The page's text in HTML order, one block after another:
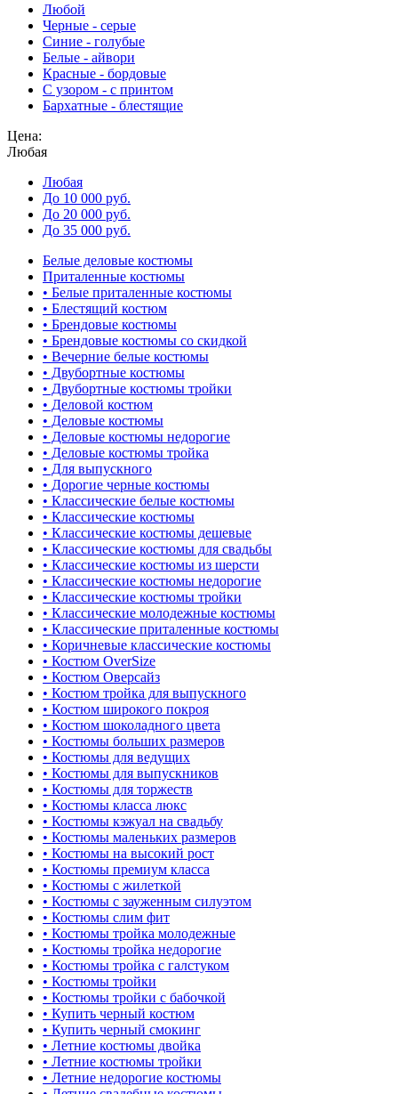
Любой
Черные - серые
Синие - голубые
Белые - айвори
Красные - бордовые
С узором - с принтом
Бархатные - блестящие
Цена:
Любая
Любая
До 10 000 руб.
До 20 000 руб.
До 35 000 руб.
Белые деловые костюмы
Приталенные костюмы
• Белые приталенные костюмы
• Блестящий костюм
• Брендовые костюмы
• Брендовые костюмы со скидкой
• Вечерние белые костюмы
• Двубортные костюмы
• Двубортные костюмы тройки
• Деловой костюм
• Деловые костюмы
• Деловые костюмы недорогие
• Деловые костюмы тройка
• Для выпускного
• Дорогие черные костюмы
• Классические белые костюмы
• Классические костюмы
• Классические костюмы дешевые
• Классические костюмы для свадьбы
• Классические костюмы из шерсти
• Классические костюмы недорогие
• Классические костюмы тройки
• Классические молодежные костюмы
• Классические приталенные костюмы
• Коричневые классические костюмы
• Костюм OverSize
• Костюм Оверсайз
• Костюм тройка для выпускного
• Костюм широкого покроя
• Костюм шоколадного цвета
• Костюмы больших размеров
• Костюмы для ведущих
• Костюмы для выпускников
• Костюмы для торжеств
• Костюмы класса люкс
• Костюмы кэжуал на свадьбу
• Костюмы маленьких размеров
• Костюмы на высокий рост
• Костюмы премиум класса
• Костюмы с жилеткой
• Костюмы с зауженным силуэтом
• Костюмы слим фит
• Костюмы тройка молодежные
• Костюмы тройка недорогие
• Костюмы тройка с галстуком
• Костюмы тройки
• Костюмы тройки с бабочкой
• Купить черный костюм
• Купить черный смокинг
• Летние костюмы двойка
• Летние костюмы тройки
• Летние недорогие костюмы